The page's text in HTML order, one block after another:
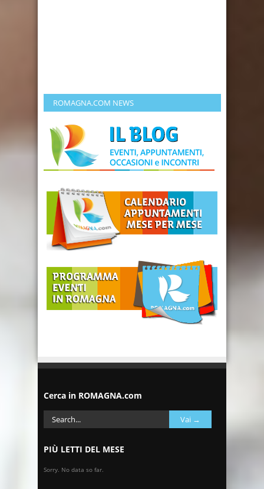
ROMAGNA.COM NEWS
Cerca in ROMAGNA.com
PIÙ LETTI DEL MESE
Sorry. No data so far.